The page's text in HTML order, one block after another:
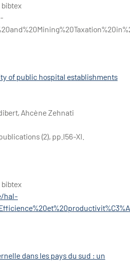
of public hospital establishments
Ahcène Zehnati
(2), pp.I56-XI.
dans les pays du sud : un